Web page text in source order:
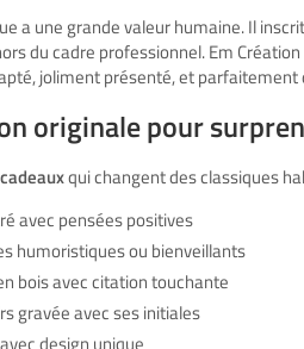
a une grande valeur humaine. Il
du cadre professionnel. Em
joliment présenté, et parfaitement
originale pour
qui changent des classiques
avec pensées positives
humoristiques ou bienveillants
bois avec citation touchante
gravée avec ses initiales